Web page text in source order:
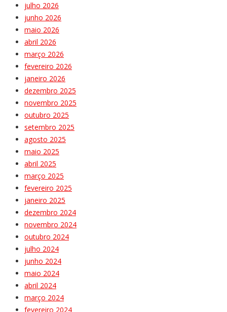
julho 2026
junho 2026
maio 2026
abril 2026
março 2026
fevereiro 2026
janeiro 2026
dezembro 2025
novembro 2025
outubro 2025
setembro 2025
agosto 2025
maio 2025
abril 2025
março 2025
fevereiro 2025
janeiro 2025
dezembro 2024
novembro 2024
outubro 2024
julho 2024
junho 2024
maio 2024
abril 2024
março 2024
fevereiro 2024